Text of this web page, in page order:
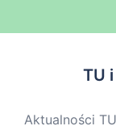
TU
Aktualności